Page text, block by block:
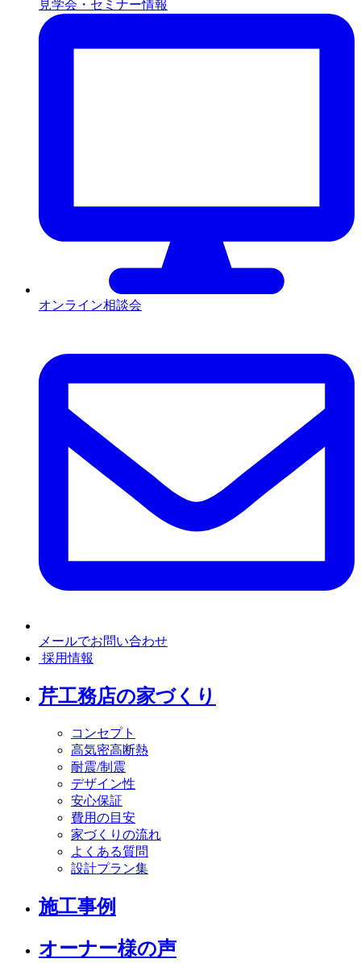
見学会・セミナー情報
オンライン相談会
メールでお問い合わせ
採用情報
芹工務店の家づくり
コンセプト
高気密高断熱
耐震/制震
デザイン性
安心保証
費用の目安
家づくりの流れ
よくある質問
設計プラン集
施工事例
オーナー様の声